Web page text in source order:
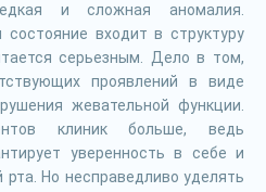
и сложная аномалия.
входит в структуру
серьезным. Дело в том,
проявлений в виде
жевательной функции.
клиник больше, ведь
уверенность в себе и
рта. Но несправедливо уделять